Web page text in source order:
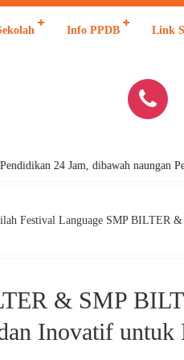
Info PPDB Link
24 Jam, dibawah naungan
Festival Language SMP BILTER
& SMP
Inovatif untuk